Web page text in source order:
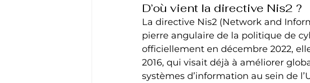
D’où vient la directive Nis2 ?
La directive Nis2 (Network and
pierre angulaire de la politique de
officiellement en décembre 2022,
2016, qui visait déjà à améliorer
systèmes d’information au sein de